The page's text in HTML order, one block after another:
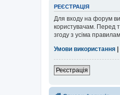
РЕЄСТРАЦІЯ
Для входу на форум ви
користувачам. Перед
згоду з усіма
Умови використання |
Реєстрація